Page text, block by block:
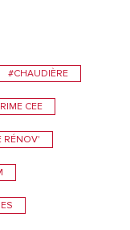
#CHAUDIÈRE
CEE
RÉNOV'